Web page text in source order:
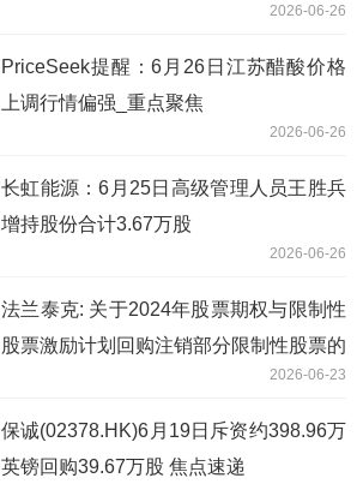
2026-06-26
PriceSeek提醒：6月26日江苏醋酸价格
上调行情偏强_重点聚焦
2026-06-26
长虹能源：6月25日高级管理人员王胜兵
增持股份合计3.67万股
2026-06-26
法兰泰克: 关于2024年股票期权与限制性
股票激励计划回购注销部分限制性股票的
2026-06-23
保诚(02378.HK)6月19日斥资约398.96万
英镑回购39.67万股 焦点速递